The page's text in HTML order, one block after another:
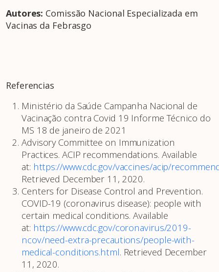
Autores: Comissão Nacional Especializada em
Vacinas da Febrasgo
Referencias
Ministério da Saúde Campanha Nacional de
Vacinação contra Covid 19 Informe Técnico do
MS 18 de janeiro de 2021
Advisory Committee on Immunization
Practices. ACIP recommendations. Available
at: https://www.cdc.gov/vaccines/acip/
Retrieved December 11, 2020.
Centers for Disease Control and Prevention.
COVID-19 (coronavirus disease): people with
certain medical conditions. Available
at: https://www.cdc.gov/coronavirus/2019-
ncov/need-extra-precautions/people-with-
medical-conditions.html. Retrieved December
11, 2020.